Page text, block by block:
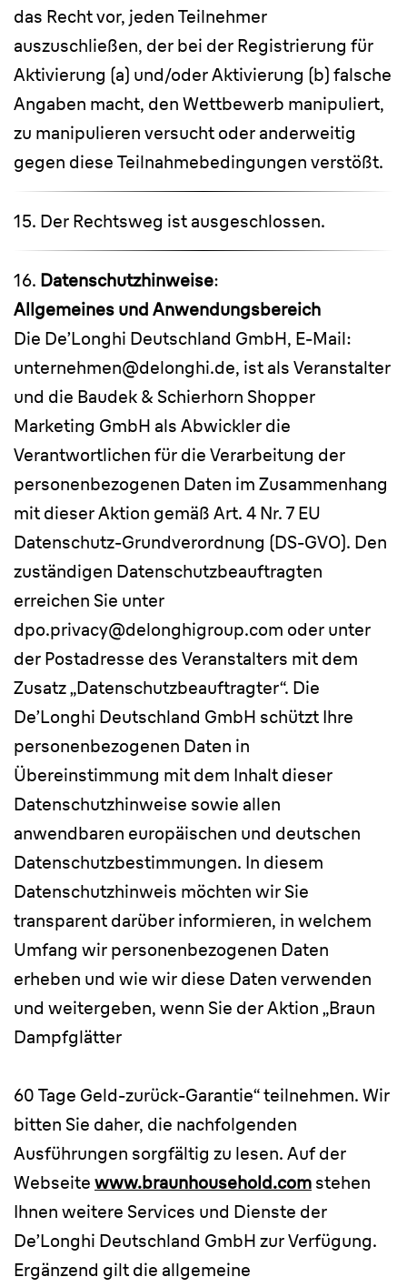
das Recht vor, jeden Teilnehmer
auszuschließen, der bei der Registrierung für
Aktivierung (a) und/oder Aktivierung (b) falsche
Angaben macht, den Wettbewerb manipuliert,
zu manipulieren versucht oder anderweitig
gegen diese Teilnahmebedingungen verstößt.
15. Der Rechtsweg ist ausgeschlossen.
16. Datenschutzhinweise:
Allgemeines und Anwendungsbereich
Die De’Longhi Deutschland GmbH, E-Mail:
unternehmen@delonghi.de, ist als Veranstalter
und die Baudek & Schierhorn Shopper
Marketing GmbH als Abwickler die
Verantwortlichen für die Verarbeitung der
personenbezogenen Daten im Zusammenhang
mit dieser Aktion gemäß Art. 4 Nr. 7 EU
Datenschutz-Grundverordnung (DS-GVO). Den
zuständigen Datenschutzbeauftragten
erreichen Sie unter
dpo.privacy@delonghigroup.com oder unter
der Postadresse des Veranstalters mit dem
Zusatz „Datenschutzbeauftragter“. Die
De’Longhi Deutschland GmbH schützt Ihre
personenbezogenen Daten in
Übereinstimmung mit dem Inhalt dieser
Datenschutzhinweise sowie allen
anwendbaren europäischen und deutschen
Datenschutzbestimmungen. In diesem
Datenschutzhinweis möchten wir Sie
transparent darüber informieren, in welchem
Umfang wir personenbezogenen Daten
erheben und wie wir diese Daten verwenden
und weitergeben, wenn Sie der Aktion „Braun
Dampfglätter
60 Tage Geld-zurück-Garantie“ teilnehmen. Wir
bitten Sie daher, die nachfolgenden
Ausführungen sorgfältig zu lesen. Auf der
Webseite www.braunhousehold.com stehen
Ihnen weitere Services und Dienste der
De’Longhi Deutschland GmbH zur Verfügung.
Ergänzend gilt die allgemeine